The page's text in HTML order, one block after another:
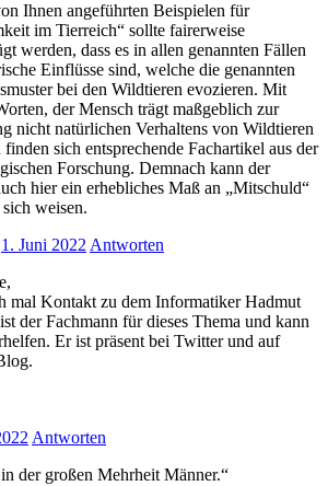
Ihnen angeführten Beispielen für
im Tierreich“ sollte fairerweise
werden, dass es in allen genannten Fällen
Einflüsse sind, welche die genannten
bei den Wildtieren evozieren. Mit
der Mensch trägt maßgeblich zur
nicht natürlichen Verhaltens von Wildtieren
sich entsprechende Fachartikel aus der
Forschung. Demnach kann der
hier ein erhebliches Maß an „Mitschuld“
weisen.
1. Juni 2022 Antworten
mal Kontakt zu dem Informatiker Hadmut
der Fachmann für dieses Thema und kann
Er ist präsent bei Twitter und auf
Antworten
der großen Mehrheit Männer.“